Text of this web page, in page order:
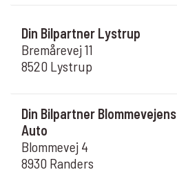
Din Bilpartner Lystrup
Bremårevej 11
8520 Lystrup
Din Bilpartner Blommevejens
Auto
Blommevej 4
8930 Randers